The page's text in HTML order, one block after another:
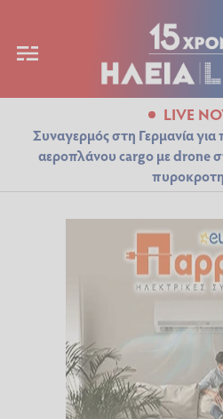
LIVE
Συναγερμός στη Γερμανία
αεροπλάνου cargo με drone